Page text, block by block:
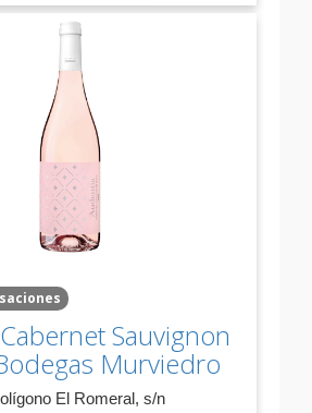
Sauvignon
Murviedro
El Romeral, s/n